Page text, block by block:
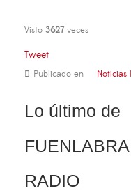
Visto 3627 veces
Tweet
Publicado en Noticias
Lo último de
RADIO